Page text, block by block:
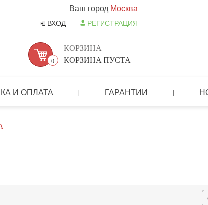
Ваш город Москва
ВХОД РЕГИСТРАЦИЯ
0
КОРЗИНА
КОРЗИНА ПУСТА
И ОПЛАТА | ГАРАНТИИ |